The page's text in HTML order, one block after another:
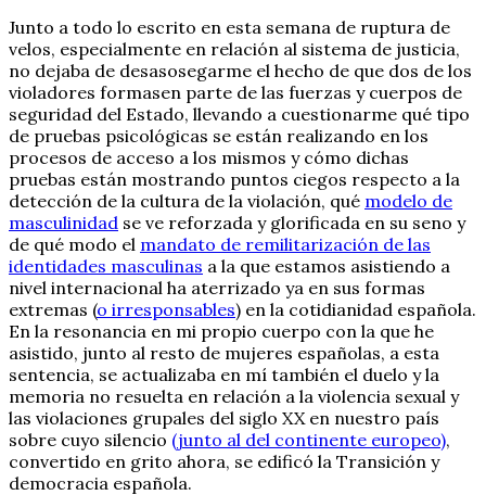
Junto a todo lo escrito en esta semana de ruptura de
velos, especialmente en relación al sistema de justicia,
no dejaba de desasosegarme el hecho de que dos de los
violadores formasen parte de las fuerzas y cuerpos de
seguridad del Estado, llevando a cuestionarme qué tipo
de pruebas psicológicas se están realizando en los
procesos de acceso a los mismos y cómo dichas
pruebas están mostrando puntos ciegos respecto a la
detección de la cultura de la violación, qué modelo de
masculinidad se ve reforzada y glorificada en su seno y
de qué modo el mandato de remilitarización de las
identidades masculinas a la que estamos asistiendo a
nivel internacional ha aterrizado ya en sus formas
extremas (o irresponsables) en la cotidianidad española.
En la resonancia en mi propio cuerpo con la que he
asistido, junto al resto de mujeres españolas, a esta
sentencia, se actualizaba en mí también el duelo y la
memoria no resuelta en relación a la violencia sexual y
las violaciones grupales del siglo XX en nuestro país
sobre cuyo silencio (junto al del continente europeo),
convertido en grito ahora, se edificó la Transición y
democracia española.